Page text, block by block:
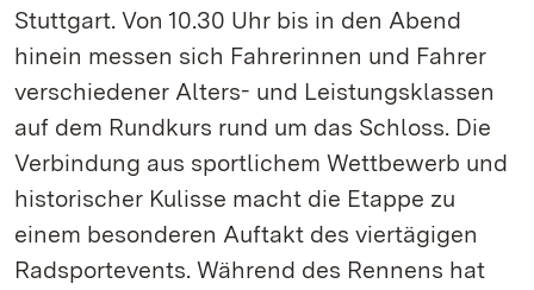
Stuttgart. Von 10.30 Uhr bis in den Abend
hinein messen sich Fahrerinnen und Fahrer
verschiedener Alters- und Leistungsklassen
auf dem Rundkurs rund um das Schloss. Die
Verbindung aus sportlichem Wettbewerb und
historischer Kulisse macht die Etappe zu
einem besonderen Auftakt des viertägigen
Radsportevents. Während des Rennens hat